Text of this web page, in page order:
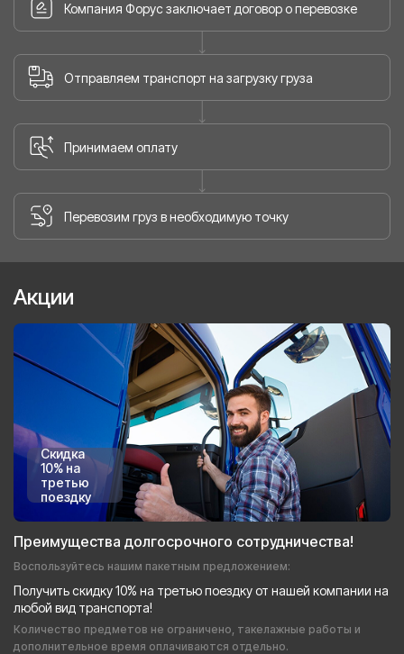
Компания Форус заключает договор о перевозке
Отправляем транспорт на загрузку груза
Принимаем оплату
Перевозим груз в необходимую точку
Акции
Скидка
10% на
третью
поездку
Преимущества долгосрочного сотрудничества!
Воспользуйтесь нашим пакетным предложением:
Получить скидку 10% на третью поездку от нашей компании на
любой вид транспорта!
Количество предметов не ограничено, такелажные работы и
дополнительное время оплачиваются отдельно.